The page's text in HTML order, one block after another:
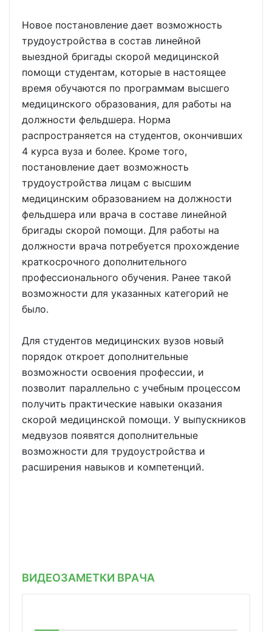
Новое постановление дает возможность
трудоустройства в состав линейной
выездной бригады скорой медицинской
помощи студентам, которые в настоящее
время обучаются по программам высшего
медицинского образования, для работы на
должности фельдшера. Норма
распространяется на студентов, окончивших
4 курса вуза и более. Кроме того,
постановление дает возможность
трудоустройства лицам с высшим
медицинским образованием на должности
фельдшера или врача в составе линейной
бригады скорой помощи. Для работы на
должности врача потребуется прохождение
краткосрочного дополнительного
профессионального обучения. Ранее такой
возможности для указанных категорий не
было.
Для студентов медицинских вузов новый
порядок откроет дополнительные
возможности освоения профессии, и
позволит параллельно с учебным процессом
получить практические навыки оказания
скорой медицинской помощи. У выпускников
медвузов появятся дополнительные
возможности для трудоустройства и
расширения навыков и компетенций.
ВИДЕОЗАМЕТКИ ВРАЧА